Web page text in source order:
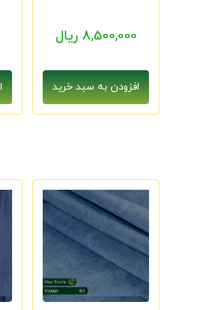
8,500,000 ریال